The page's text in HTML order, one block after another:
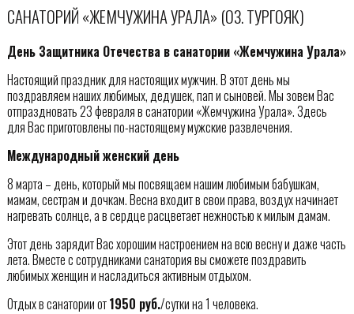
САНАТОРИЙ «ЖЕМЧУЖИНА УРАЛА» (ОЗ. ТУРГОЯК)
День Защитника Отечества в санатории «Жемчужина Урала»
Настоящий праздник для настоящих мужчин. В этот день мы
поздравляем наших любимых, дедушек, пап и сыновей. Мы зовем Вас
отпраздновать 23 февраля в санатории «Жемчужина Урала». Здесь
для Вас приготовлены по-настоящему мужские развлечения.
Международный женский день
8 марта – день, который мы посвящаем нашим любимым бабушкам,
мамам, сестрам и дочкам. Весна входит в свои права, воздух начинает
нагревать солнце, а в сердце расцветает нежностью к милым дамам.
Этот день зарядит Вас хорошим настроением на всю весну и даже часть
лета. Вместе с сотрудниками санатория вы сможете поздравить
любимых женщин и насладиться активным отдыхом.
Отдых в санатории от1950 руб./сутки на 1 человека.